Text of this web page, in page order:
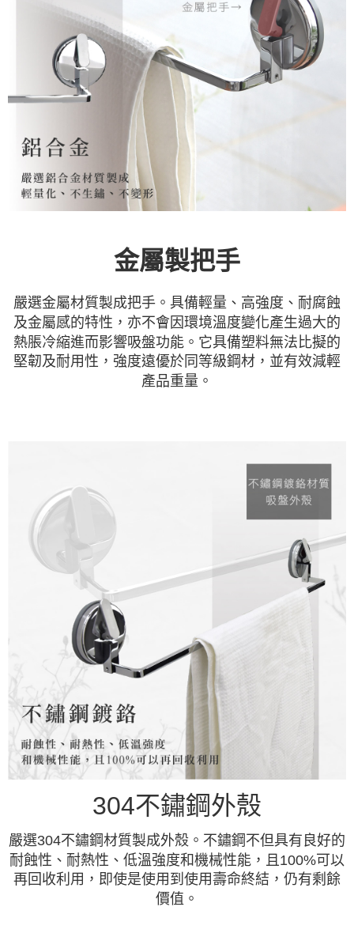
金屬製把手
嚴選金屬材質製成把手。具備輕量、高強度、耐腐蝕
及金屬感的特性，亦不會因環境溫度變化產生過大的
熱脹冷縮進而影響吸盤功能。它具備塑料無法比擬的
堅韌及耐用性，強度遠優於同等級鋼材，並有效減輕
產品重量。
304不鏽鋼外殼
嚴選304不鏽鋼材質製成外殼。不鏽鋼不但具有良好的
耐蝕性、耐熱性、低溫強度和機械性能，且100%可以
再回收利用，即使是使用到使用壽命終結，仍有剩餘
價值。